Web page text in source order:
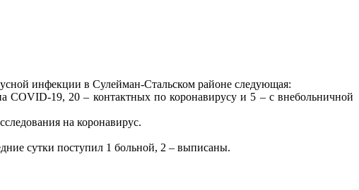
инфекции в Сулейман-Стальском районе следующая:
COVID-19, 20 – контактных по коронавирусу и 5 – с внебольничной
на коронавирус.
сутки поступил 1 больной, 2 – выписаны.